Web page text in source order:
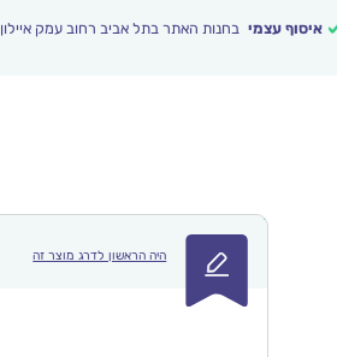
איסוף עצמי בחנות האתר בתל אביב רחוב עמק איילון
היה הראשון לדרג מוצר זה